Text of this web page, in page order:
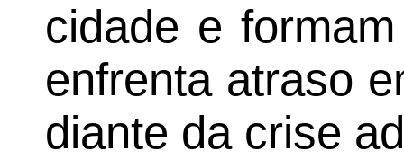
cidade e
enfrenta atraso
diante da crise